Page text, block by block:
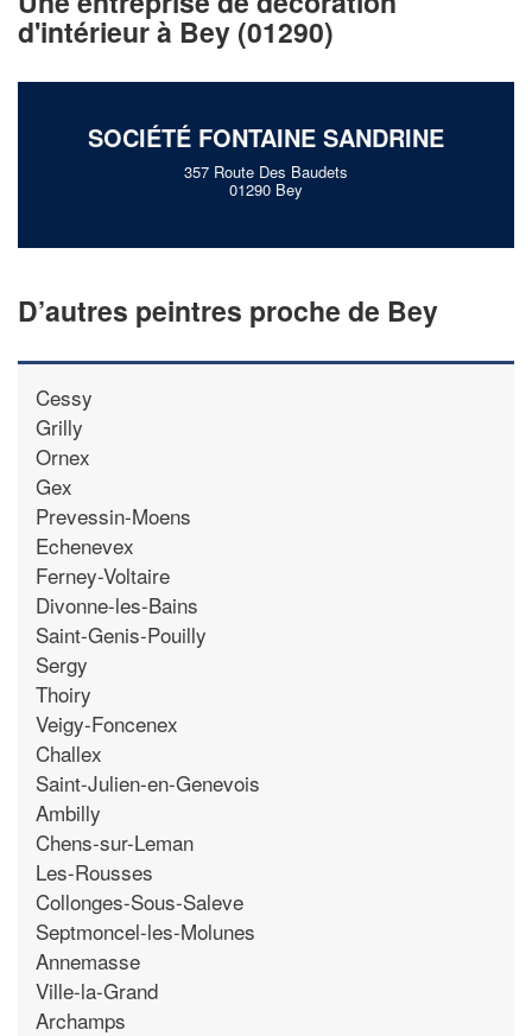
d'intérieur à Bey (01290)
SOCIÉTÉ FONTAINE SANDRINE
357 Route Des Baudets
01290 Bey
D’autres peintres proche de Bey
Cessy
Grilly
Ornex
Gex
Prevessin-Moens
Echenevex
Ferney-Voltaire
Divonne-les-Bains
Saint-Genis-Pouilly
Sergy
Thoiry
Veigy-Foncenex
Challex
Saint-Julien-en-Genevois
Ambilly
Chens-sur-Leman
Les-Rousses
Collonges-Sous-Saleve
Septmoncel-les-Molunes
Annemasse
Ville-la-Grand
Archamps
nouveaux clients